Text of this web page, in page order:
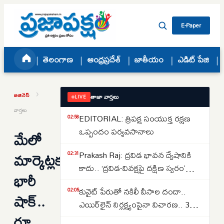
Skip to content
E-Paper
తెలంగాణ ఆంధ్రప్రదేశ్ జాతీయం ఎడిట్ పేజి
బిజినెస్ ›
వార్తలు
మేలో
మార్కెట్లకు
భారీ
షాక్..
LIVE తాజా వార్తలు
02:58EDITORIAL: త్రిపక్ష సంయుక్త రక్షణ
ఒప్పందం పర్యవసానాలు
02:31Prakash Raj: ద్రవిడ భావన ద్వేషానికి
కాదు.. ‘ద్రవిడ-వివక్షపై దక్షిణ స్వరం’
02:05కువైట్ పేరుతో నకిలీ వీసాల దందా..
ఎయిర్‌లైన్ నిర్లక్ష్యంపైనా విచారణ.. 39